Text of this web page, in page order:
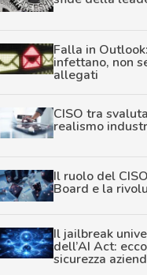
Falla in
infettano, non
allegati
CISO tra
realismo
Il ruolo del
Board e la
Il jailbreak
dell’AI Act:
sicurezza